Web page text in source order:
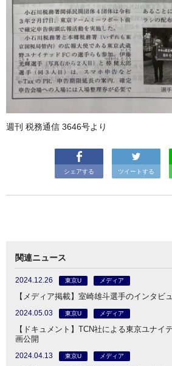
週刊 税務通信 3646号より
シェアする ツイートする
関連ニュース
2024.12.26 東京U メディア
【メディア掲載】室崎雄斗選手のインタビ
2024.05.03 東京U メディア
【ドキュメント】TCN社による東京ユナイ
画公開
2024.04.13 東京U メディア